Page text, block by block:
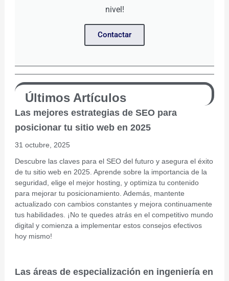
nivel!
Contactar
Últimos Artículos
Las mejores estrategias de SEO para
posicionar tu sitio web en 2025
31 octubre, 2025
Descubre las claves para el SEO del futuro y asegura el éxito
de tu sitio web en 2025. Aprende sobre la importancia de la
seguridad, elige el mejor hosting, y optimiza tu contenido
para mejorar tu posicionamiento. Además, mantente
actualizado con cambios constantes y mejora continuamente
tus habilidades. ¡No te quedes atrás en el competitivo mundo
digital y comienza a implementar estos consejos efectivos
hoy mismo!
Las áreas de especialización en ingeniería en